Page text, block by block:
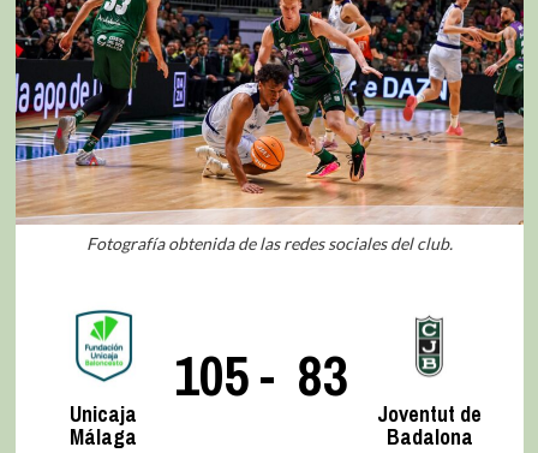
Fotografía obtenida de las redes sociales del club.
Unicaja
Málaga
105- 83
Joventut de
Badalona